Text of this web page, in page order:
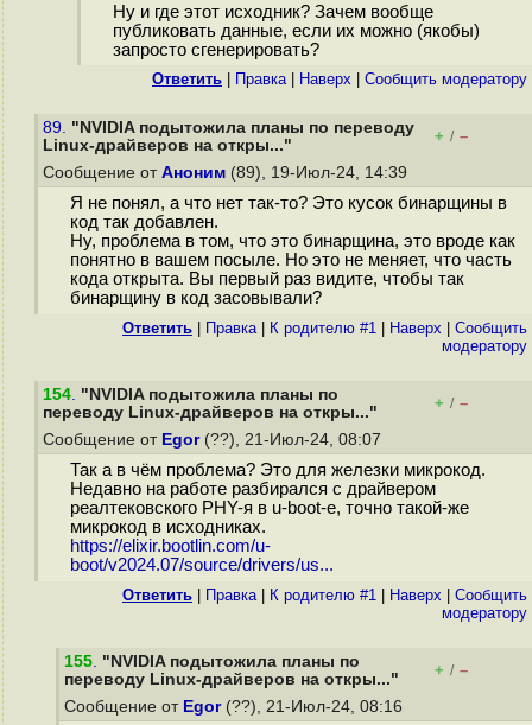
Ну и где этот исходник? Зачем вообще
публиковать данные, если их можно (якобы)
запросто сгенерировать?
Ответить Правка| Наверх Cообщить модератору
89. "NVIDIA подытожила планы по переводу
Linux-драйверов на откры..."
+ / –
Сообщение от Аноним (89), 19-Июл-24, 14:39
Я не понял, а что нет так-то? Это кусок бинарщины в
код так добавлен.
Ну, проблема в том, что это бинарщина, это вроде как
понятно в вашем посыле. Но это не меняет, что часть
кода открыта. Вы первый раз видите, чтобы так
бинарщину в код засовывали?
Ответить Правка| К родителю #1 Наверх
Cообщить
модератору
154. "NVIDIA подытожила планы по
переводу Linux-драйверов на откры..."
+ / –
Сообщение от Egor(??), 21-Июл-24, 08:07
Так а в чём проблема? Это для железки микрокод.
Недавно на работе разбирался с драйвером
реалтековского PHY-я в u-boot-е, точно такой-же
микрокод в исходниках.
https://elixir.bootlin.com/u-
boot/v2024.07/source/drivers/us...
Ответить Правка| К родителю #1 Наверх
Cообщить
модератору
155. "NVIDIA подытожила планы по
переводу Linux-драйверов на откры..."
+ / –
Сообщение от Egor(??), 21-Июл-24, 08:16